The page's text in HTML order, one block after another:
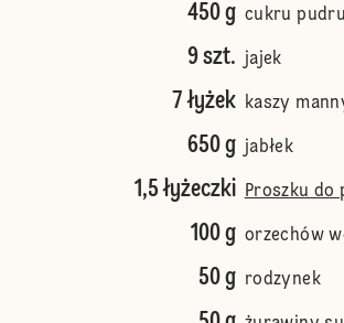
450 g cukru pudru
9 szt. jajek
7 łyżek kaszy
650 g jabłek
1,5 łyżeczki Proszku do
100 g orzechów
50 g rodzynek